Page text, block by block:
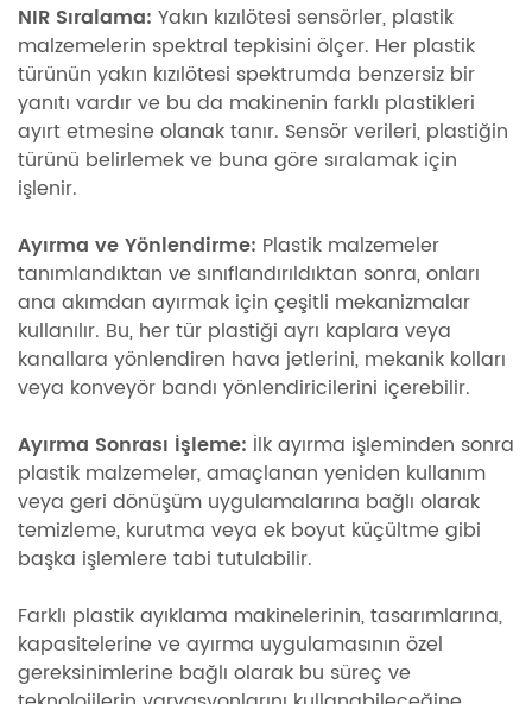
NIR Sıralama: Yakın kızılötesi sensörler, plastik
malzemelerin spektral tepkisini ölçer. Her plastik
türünün yakın kızılötesi spektrumda benzersiz bir
yanıtı vardır ve bu da makinenin farklı plastikleri
ayırt etmesine olanak tanır. Sensör verileri, plastiğin
türünü belirlemek ve buna göre sıralamak için
işlenir.
Ayırma ve Yönlendirme: Plastik malzemeler
tanımlandıktan ve sınıflandırıldıktan sonra, onları
ana akımdan ayırmak için çeşitli mekanizmalar
kullanılır. Bu, her tür plastiği ayrı kaplara veya
kanallara yönlendiren hava jetlerini, mekanik kolları
veya konveyör bandı yönlendiricilerini içerebilir.
Ayırma Sonrası İşleme: İlk ayırma işleminden sonra
plastik malzemeler, amaçlanan yeniden kullanım
veya geri dönüşüm uygulamalarına bağlı olarak
temizleme, kurutma veya ek boyut küçültme gibi
başka işlemlere tabi tutulabilir.
Farklı plastik ayıklama makinelerinin, tasarımlarına,
kapasitelerine ve ayırma uygulamasının özel
gereksinimlerine bağlı olarak bu süreç ve